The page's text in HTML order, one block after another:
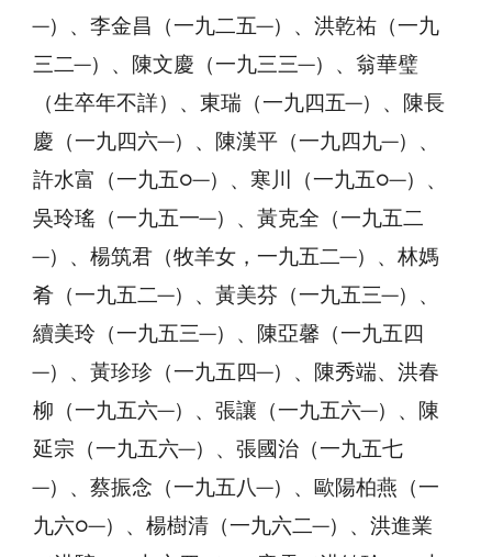
─）、李金昌（一九二五─）、洪乾祐（一九
三二─）、陳文慶（一九三三─）、翁華璧
（生卒年不詳）、東瑞（一九四五─）、陳長
慶（一九四六─）、陳漢平（一九四九─）、
許水富（一九五○─）、寒川（一九五○─）、
吳玲瑤（一九五一─）、黃克全（一九五二
─）、楊筑君（牧羊女，一九五二─）、林媽
肴（一九五二─）、黃美芬（一九五三─）、
續美玲（一九五三─）、陳亞馨（一九五四
─）、黃珍珍（一九五四─）、陳秀端、洪春
柳（一九五六─）、張讓（一九五六─）、陳
延宗（一九五六─）、張國治（一九五七
─）、蔡振念（一九五八─）、歐陽柏燕（一
九六○─）、楊樹清（一九六二─）、洪進業